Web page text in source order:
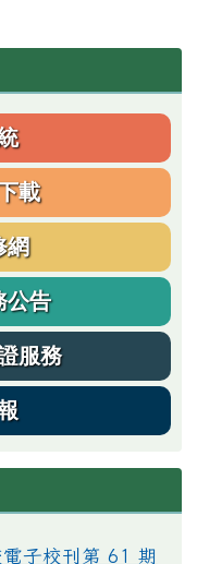
載
網
公告
服務
子校刊第 61 期